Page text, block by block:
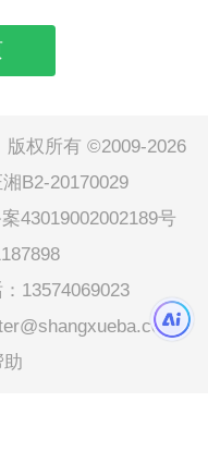
版权所有 ©2009-2026
B2-20170029
43019002002189号
13574069023
助